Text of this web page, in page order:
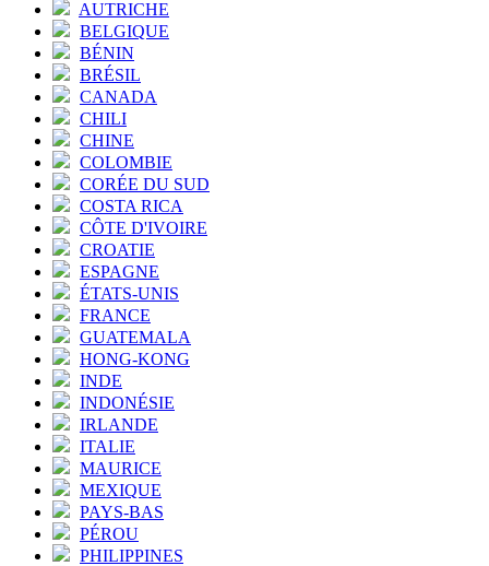
AUTRICHE
BELGIQUE
BÉNIN
BRÉSIL
CANADA
CHILI
CHINE
COLOMBIE
CORÉE DU SUD
COSTA RICA
CÔTE D'IVOIRE
CROATIE
ESPAGNE
ÉTATS-UNIS
FRANCE
GUATEMALA
HONG-KONG
INDE
INDONÉSIE
IRLANDE
ITALIE
MAURICE
MEXIQUE
PAYS-BAS
PÉROU
PHILIPPINES